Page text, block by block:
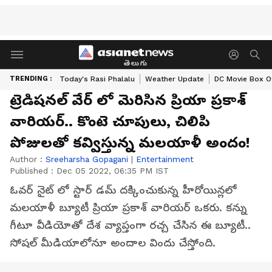
తెలుగు
TRENDING : Today's Rasi Phalalu Weather Update DC Movie Box
ట్రెడిషనల్ వేర్ లో మెరిసిన ప్రియా ప్రకాశ్
వారియర్.. కొంటె చూపులు, చిలిపి
పోజులతో కవ్విస్తున్న మలయాళీ అందం!
Author : Sreeharsha Gopagani | Entertainment
Published : Dec 05 2022, 06:35 PM IST
ఓవర్ నైట్ లో స్టార్ డమ్ దక్కించుకున్న హీరోయిన్లలో
మలయాళీ బ్యూటీ ప్రియా ప్రకాశ్ వారియర్ ఒకరు. కన్ను
గీటూ వీడియోతో దేశ వ్యాప్తంగా రచ్చ చేసిన ఈ బ్యూటీ..
సోషల్ మీడియాలోనూ అందాల విందు చేస్తోంది.